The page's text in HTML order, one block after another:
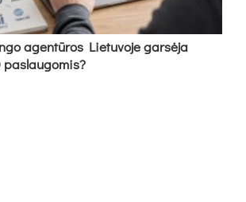
agentūros Lietuvoje garsėja